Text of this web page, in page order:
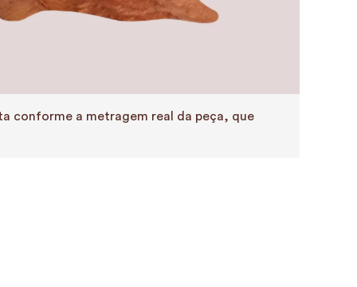
conforme a metragem real da peça, que